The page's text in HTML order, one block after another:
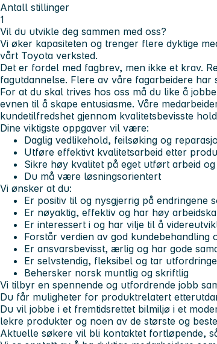
Antall stillinger
1
Vil du utvikle deg sammen med oss?
Vi øker kapasiteten og trenger flere dyktige
vårt Toyota verksted.
Det er fordel med fagbrev, men ikke et krav.
fagutdannelse. Flere av våre fagarbeidere har
For at du skal trives hos oss må du like å
evnen til å skape entusiasme. Våre
kundetilfredshet gjennom kvalitetsbevisste
Dine viktigste oppgaver vil være:
Daglig vedlikehold, feilsøking og
Utføre effektivt kvalitetsarbeid etter
Sikre høy kvalitet på eget utført arbeid
Du må være løsningsorientert
Vi ønsker at du:
Er positiv til og nysgjerrig på endringene
Er nøyaktig, effektiv og har høy
Er interessert i og har vilje til å
Forstår verdien av god kundebehandling
Er ansvarsbevisst, ærlig og har gode
Er selvstendig, fleksibel og tar
Behersker norsk muntlig og skriftlig
Vi tilbyr en spennende og utfordrende jobb
Du får muligheter for produktrelatert
Du vil jobbe i et fremtidsrettet bilmiljø i et
lekre produkter og noen av de største og
Aktuelle søkere vil bli kontaktet fortløpende,